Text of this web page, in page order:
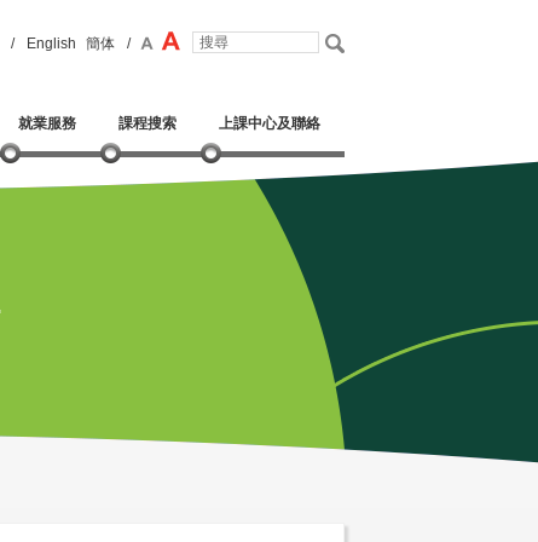
/ English 簡体 /
就業服務 課程搜索 上課中心及聯絡